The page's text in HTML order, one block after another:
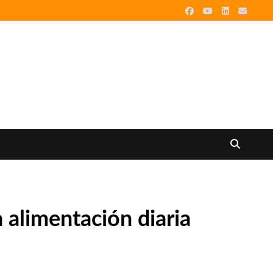
alimentación diaria